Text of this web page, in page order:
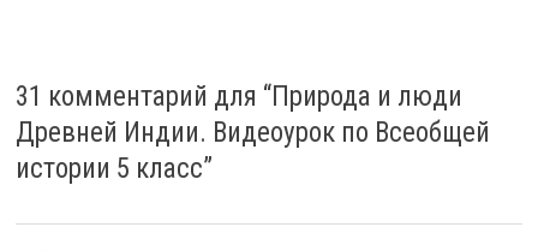
31 комментарий для “Природа и люди
Древней Индии. Видеоурок по Всеобщей
истории 5 класс”